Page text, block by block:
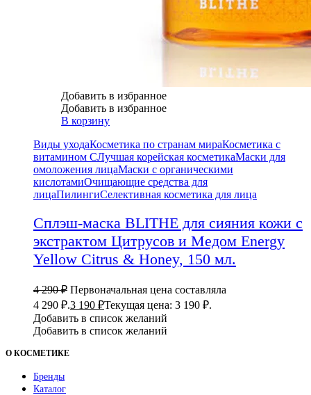
Добавить в избранное
Добавить в избранное
В корзину
Виды уходаКосметика по странам мираКосметика с
витамином СЛучшая корейская косметикаМаски для
омоложения лицаМаски с органическими
кислотамиОчищающие средства для
лицаПилингиСелективная косметика для лица
Сплэш-маска BLITHE для сияния кожи с
экстрактом Цитрусов и Медом Energy
Yellow Citrus & Honey, 150 мл.
4 290₽ Первоначальная цена составляла
4 290 ₽.3 190 ₽Текущая цена: 3 190 ₽.
Добавить в список желаний
Добавить в список желаний
О КОСМЕТИКЕ
Бренды
Каталог